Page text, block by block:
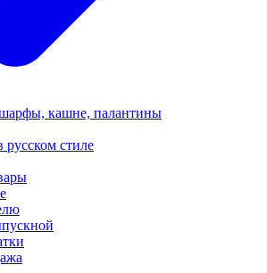
кашне, палантины
стиле